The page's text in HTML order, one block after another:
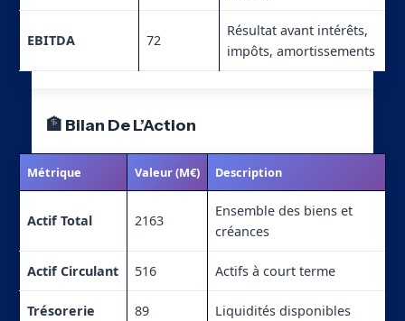
EBITDA 72
Résultat avant intérêts,
impôts, amortissements
🏦 Bilan De L’Action
Métrique Valeur (M€) Description
Actif Total 2163
Ensemble des biens et
créances
Actif Circulant 516 Actifs à court terme
Trésorerie 89 Liquidités disponibles